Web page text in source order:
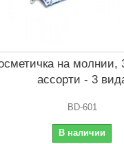
на молнии,
ассорти - 3
BD-601
В наличии